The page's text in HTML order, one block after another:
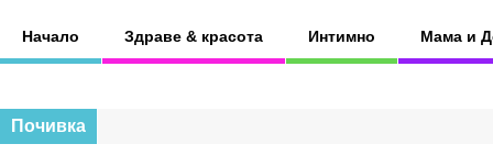
Начало Здраве & красота Интимно Мама и
Почивка